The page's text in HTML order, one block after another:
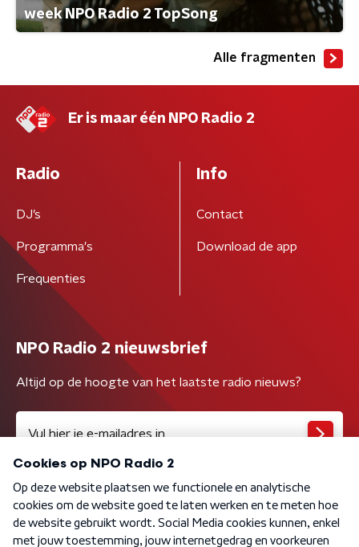
week NPO Radio 2 TopSong
Alle fragmenten
Er is maar één NPO Radio 2
Radio
DJ’s
Programma's
Frequenties
Info
Contact
Download de app
NPO Radio 2 nieuwsbrief
Altijd op de hoogte van het laatste radio nieuws?
Algemene voorwaarden